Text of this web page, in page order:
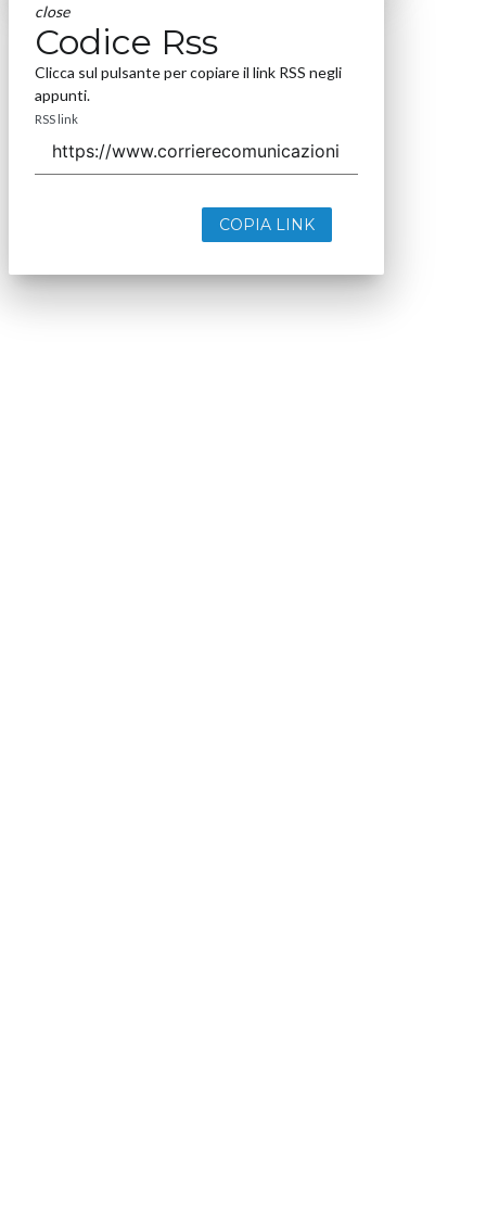
close
Codice Rss
Clicca sul pulsante per copiare il link RSS negli
appunti.
RSS link
COPIA LINK